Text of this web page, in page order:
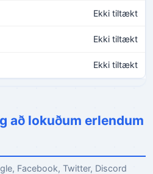
Ekki tiltækt
Ekki tiltækt
Ekki tiltækt
að lokuðum erlendum
Facebook, Twitter, Discord